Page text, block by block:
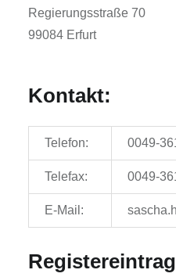
Regierungsstraße 70
99084 Erfurt
Kontakt:
Telefon: 0049-
Telefax: 0049-
E-Mail: